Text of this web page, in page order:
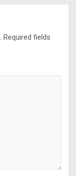
Required fields